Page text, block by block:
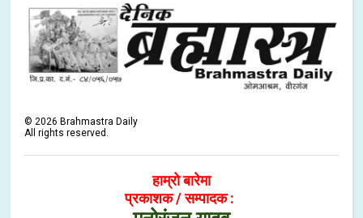
©2026 Brahmastra Daily
All rights reserved.
हाम्रो बारेमा
प्रकाशक / सम्पादक :